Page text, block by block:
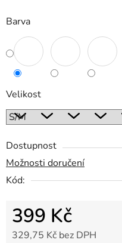
Barva
Velikost
Dostupnost
Možnosti doručení
Kód:
399 Kč
329,75 Kč bez DPH